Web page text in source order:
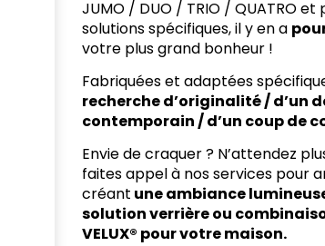
JUMO / DUO / TRIO / QUATRO
solutions spécifiques, il y en a
votre plus grand bonheur !
Fabriquées et adaptées
recherche d’originalité / d’un
contemporain / d’un coup de
Envie de craquer ? N’attendez
faites appel à nos services pour
créant une ambiance
solution verrière ou
VELUX® pour votre maison.